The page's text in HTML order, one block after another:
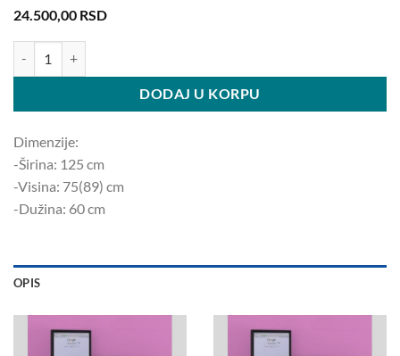
24.500,00 RSD
DODAJ U KORPU
Dimenzije:
-Širina: 125 ​​cm
-Visina: 75(89) cm
-Dužina: 60 cm
OPIS